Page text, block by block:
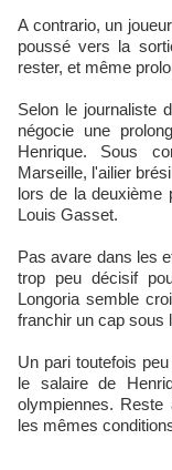
A contrario, un
poussé vers la
rester, et même
Selon le journaliste
négocie une
Henrique. Sous
Marseille, l'ailier
lors de la deuxième
Louis Gasset.
Pas avare dans les
trop peu décisif
Longoria semble
franchir un cap sous
Un pari toutefois
le salaire de
olympiennes.
les mêmes